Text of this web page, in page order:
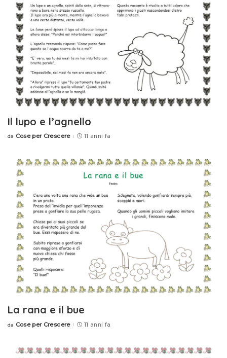
Il lupo e l’agnello
Posted
da Cose per Crescere 11 anni fa
La rana e il bue
Posted
da Cose per Crescere 11 anni fa